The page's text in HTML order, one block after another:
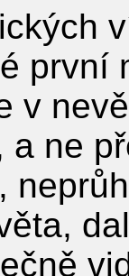
první
v
a ne